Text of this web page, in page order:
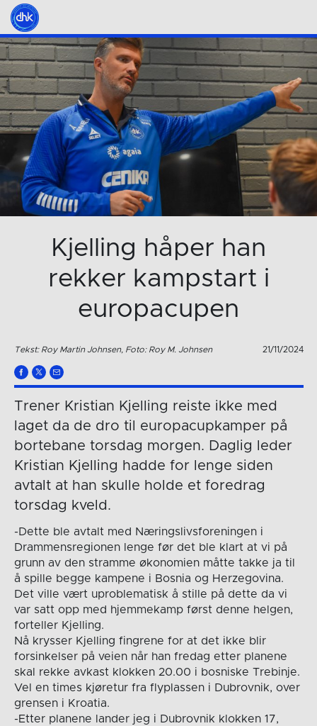
Kjelling håper han
rekker kampstart i
europacupen
Tekst: Roy Martin Johnsen, Foto: Roy M. Johnsen 21/11/2024
Trener Kristian Kjelling reiste ikke med
laget da de dro til europacupkamper på
bortebane torsdag morgen. Daglig leder
Kristian Kjelling hadde for lenge siden
avtalt at han skulle holde et foredrag
torsdag kveld.
-Dette ble avtalt med Næringslivsforeningen i
Drammensregionen lenge før det ble klart at vi på
grunn av den stramme økonomien måtte takke ja til
å spille begge kampene i Bosnia og Herzegovina.
Det ville vært uproblematisk å stille på dette da vi
var satt opp med hjemmekamp først denne helgen,
forteller Kjelling.
Nå krysser Kjelling fingrene for at det ikke blir
forsinkelser på veien når han fredag etter planene
skal rekke avkast klokken 20.00 i bosniske Trebinje.
Vel en times kjøretur fra flyplassen i Dubrovnik, over
grensen i Kroatia.
-Etter planene lander jeg i Dubrovnik klokken 17,